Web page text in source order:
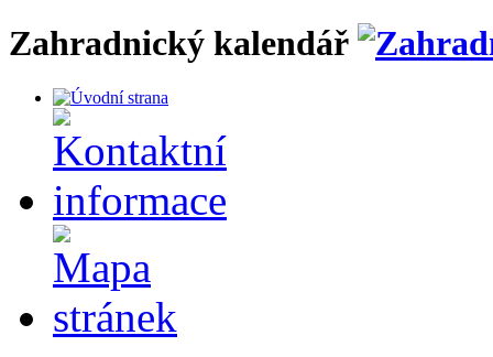
Zahradnický kalendář